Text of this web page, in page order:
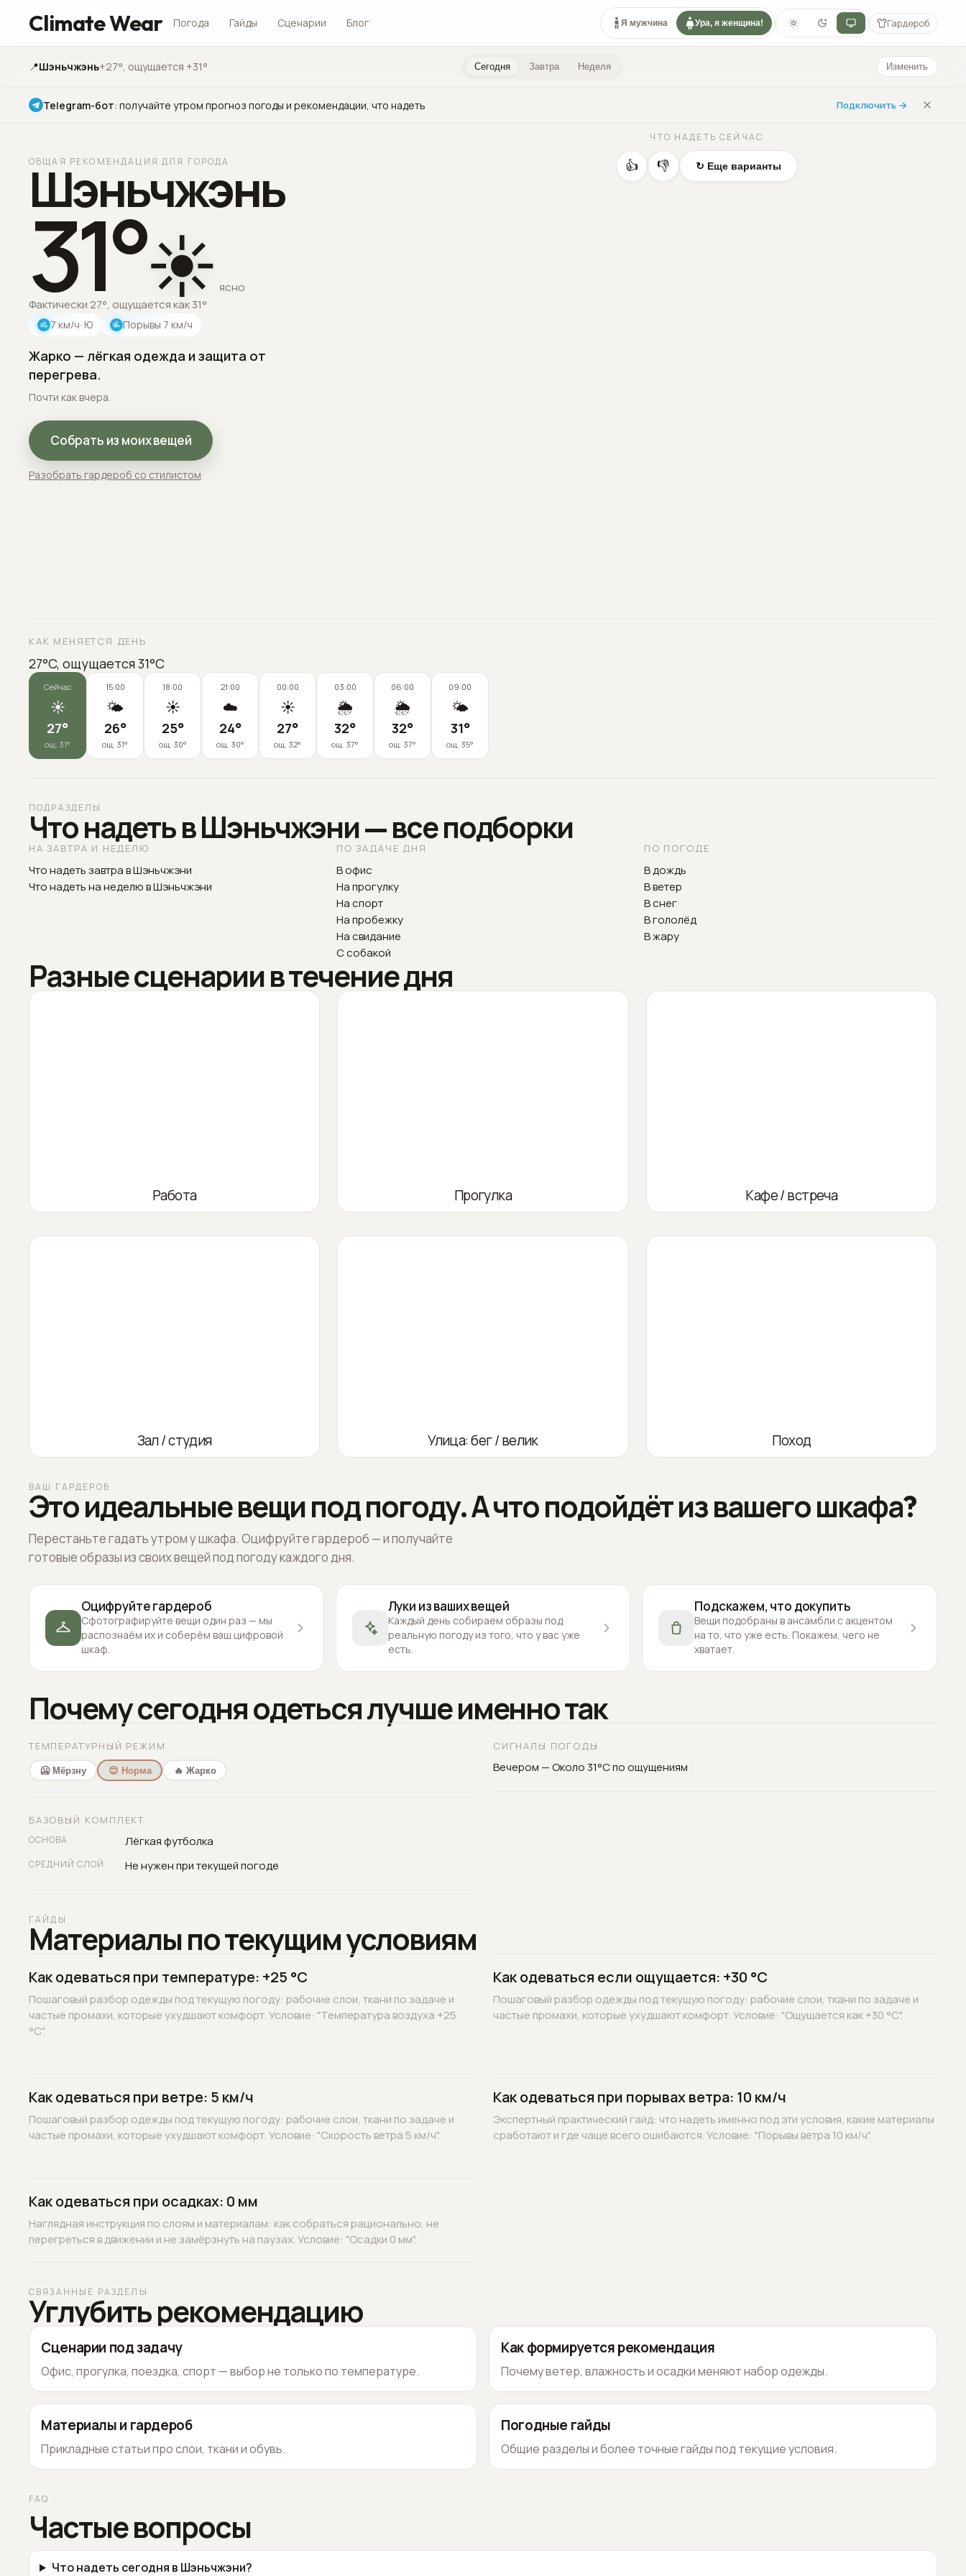
Climate Wear Погода Гайды Сценарии Блог Я мужчина Ура, я женщина! Гардероб
📍Шэньчжэнь+27°, ощущается +31° Сегодня Завтра Неделя Изменить
Telegram-бот: получайте утром прогноз погоды и рекомендации, что надеть Подключить →
ОБЩАЯ РЕКОМЕНДАЦИЯ ДЛЯ ГОРОДА
Шэньчжэнь
31°☀️ ясно
Фактически 27°, ощущается как 31°
7 км/ч· Ю Порывы 7 км/ч
Жарко — лёгкая одежда и защита от
перегрева.
Почти как вчера.
Собрать из моих вещей
Разобрать гардероб со стилистом
ЧТО НАДЕТЬ СЕЙЧАС
👍 👎 ↻ Еще варианты
КАК МЕНЯЕТСЯ ДЕНЬ
27°C, ощущается 31°C
Сейчас
☀️
27°
ощ. 31°
15:00
🌤️
26°
ощ. 31°
18:00
☀️
25°
ощ. 30°
21:00
☁️
24°
ощ. 30°
00:00
☀️
27°
ощ. 32°
03:00
🌦️
32°
ощ. 37°
06:00
🌦️
32°
ощ. 37°
09:00
🌤️
31°
ощ. 35°
ПОДРАЗДЕЛЫ
Что надеть в Шэньчжэни — все подборки
НА ЗАВТРА И НЕДЕЛЮ
Что надеть завтра в Шэньчжэни
Что надеть на неделю в Шэньчжэни
ПО ЗАДАЧЕ ДНЯ
В офис
На прогулку
На спорт
На пробежку
На свидание
С собакой
ПО ПОГОДЕ
В дождь
В ветер
В снег
В гололёд
В жару
Разные сценарии в течение дня
Работа Прогулка Кафе / встреча
Зал / студия Улица: бег / велик Поход
ВАШ ГАРДЕРОБ
Это идеальные вещи под погоду. А что подойдёт из вашего шкафа?
Перестаньте гадать утром у шкафа. Оцифруйте гардероб — и получайте
готовые образы из своих вещей под погоду каждого дня.
Оцифруйте гардероб
Сфотографируйте вещи один раз — мы
распознаём их и соберём ваш цифровой
шкаф.
Луки из ваших вещей
Каждый день собираем образы под
реальную погоду из того, что у вас уже
есть.
Подскажем, что докупить
Вещи подобраны в ансамбли с акцентом
на то, что уже есть. Покажем, чего не
хватает.
Почему сегодня одеться лучше именно так
ТЕМПЕРАТУРНЫЙ РЕЖИМ
🥶 Мёрзну 😊 Норма 🔥 Жарко
БАЗОВЫЙ КОМПЛЕКТ
ОСНОВА Лёгкая футболка
СРЕДНИЙ СЛОЙ Не нужен при текущей погоде
СИГНАЛЫ ПОГОДЫ
Вечером — Около 31°C по ощущениям
ГАЙДЫ
Материалы по текущим условиям
Как одеваться при температуре: +25 °C
Пошаговый разбор одежды под текущую погоду: рабочие слои, ткани по задаче и
частые промахи, которые ухудшают комфорт. Условие: "Температура воздуха +25
°C".
Как одеваться если ощущается: +30 °C
Пошаговый разбор одежды под текущую погоду: рабочие слои, ткани по задаче и
частые промахи, которые ухудшают комфорт. Условие: "Ощущается как +30 °C".
Как одеваться при ветре: 5 км/ч
Пошаговый разбор одежды под текущую погоду: рабочие слои, ткани по задаче и
частые промахи, которые ухудшают комфорт. Условие: "Скорость ветра 5 км/ч".
Как одеваться при порывах ветра: 10 км/ч
Экспертный практический гайд: что надеть именно под эти условия, какие материалы
сработают и где чаще всего ошибаются. Условие: "Порывы ветра 10 км/ч".
Как одеваться при осадках: 0 мм
Наглядная инструкция по слоям и материалам: как собраться рационально, не
перегреться в движении и не замёрзнуть на паузах. Условие: "Осадки 0 мм".
СВЯЗАННЫЕ РАЗДЕЛЫ
Углубить рекомендацию
Сценарии под задачу
Офис, прогулка, поездка, спорт — выбор не только по температуре.
Как формируется рекомендация
Почему ветер, влажность и осадки меняют набор одежды.
Материалы и гардероб
Прикладные статьи про слои, ткани и обувь.
Погодные гайды
Общие разделы и более точные гайды под текущие условия.
FAQ
Частые вопросы
Что надеть сегодня в Шэньчжэни?